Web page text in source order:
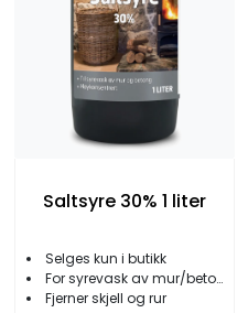
Saltsyre 30% 1 liter
Selges kun i butikk
For syrevask av mur/betong
Fjerner skjell og rur